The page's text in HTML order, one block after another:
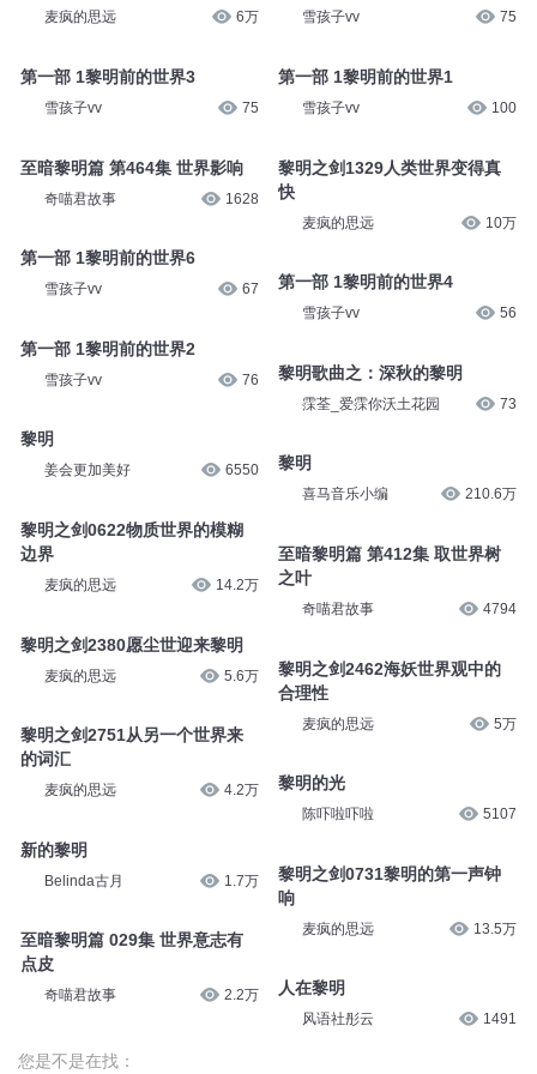
麦疯的思远 6万
第一部 1黎明前的世界3
雪孩子vv 75
至暗黎明篇 第464集 世界影响
奇喵君故事 1628
第一部 1黎明前的世界6
雪孩子vv 67
第一部 1黎明前的世界2
雪孩子vv 76
黎明
姜会更加美好 6550
黎明之剑0622物质世界的模糊
边界
麦疯的思远 14.2万
黎明之剑2380愿尘世迎来黎明
麦疯的思远 5.6万
黎明之剑2751从另一个世界来
的词汇
麦疯的思远 4.2万
新的黎明
Belinda古月 1.7万
至暗黎明篇 029集 世界意志有
点皮
奇喵君故事 2.2万
雪孩子vv 75
第一部 1黎明前的世界1
雪孩子vv 100
黎明之剑1329人类世界变得真
快
麦疯的思远 10万
第一部 1黎明前的世界4
雪孩子vv 56
黎明歌曲之：深秋的黎明
霂荃_爱霂你沃土花园 73
黎明
喜马音乐小编 210.6万
至暗黎明篇 第412集 取世界树
之叶
奇喵君故事 4794
黎明之剑2462海妖世界观中的
合理性
麦疯的思远 5万
黎明的光
陈吓啦吓啦 5107
黎明之剑0731黎明的第一声钟
响
麦疯的思远 13.5万
人在黎明
风语社彤云 1491
您是不是在找：